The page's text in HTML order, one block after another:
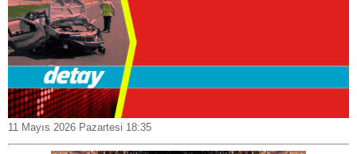
11 Mayıs 2026 Pazartesi 18:35